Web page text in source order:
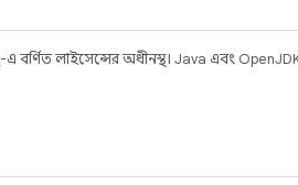
-এ বর্ণিত লাইসেন্সের অধীনস্থ। Java এবং